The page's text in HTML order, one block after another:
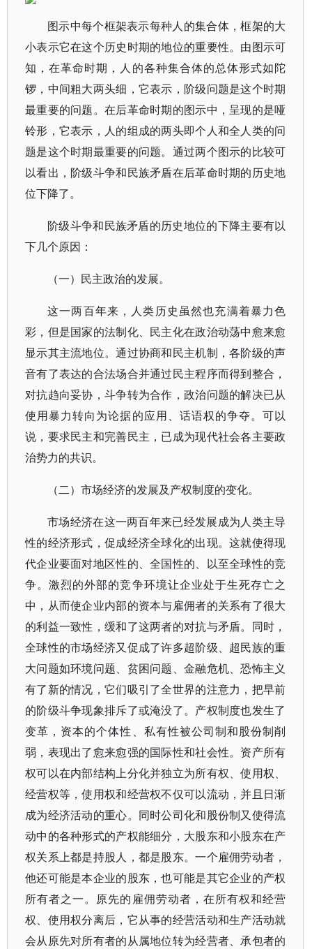
图示中每个框架表示每种人的集合体，框架的大
小表示它在这个历史时期的地位的重要性。由图示可
知，在革命时期，人的各种集合体的总体形式如陀
锣，中间粗大两头细，它表示，阶级问题是这个时期
最重要的问题。在后革命时期的图示中，呈现的是哑
铃形，它表示，人的组成的两头即个人和全人类的问
题是这个时期最重要的问题。通过两个图示的比较可
以看出，阶级斗争和民族矛盾在后革命时期的历史地
位下降了。
阶级斗争和民族矛盾的历史地位的下降主要有以
下几个原因：
（一）民主政治的发展。
这一两百年来，人类历史虽然也充满着暴力色
彩，但是国家的法制化、民主化在政治动荡中愈来愈
显示其主流地位。通过协商和民主机制，各阶级的声
音有了表达的合法场合并通过民主程序而得到整合，
对抗趋向妥协，斗争转为合作，政治问题的解决已从
使用暴力转向为论据的应用、话语权的争夺。可以
说，要求民主和完善民主，已成为现代社会各主要政
治势力的共识。
（二）市场经济的发展及产权制度的变化。
市场经济在这一两百年来已经发展成为人类主导
性的经济形式，促成经济全球化的出现。这就使得现
代企业要面对地区性的、全国性的、以至全球性的竞
争。激烈的外部的竞争环境让企业处于生死存亡之
中，从而使企业内部的资本与雇佣者的关系有了很大
的利益一致性，缓和了这两者的对抗与矛盾。同时，
全球性的市场经济又促成了许多超阶级、超民族的重
大问题如环境问题、贫困问题、金融危机、恐怖主义
有了新的情况，它们吸引了全世界的注意力，把早前
的阶级斗争现象排斥了或淹没了。产权制度也发生了
变革，资本的个体性、私有性被公司制和股份制削
弱，表现出了愈来愈强的国际性和社会性。资产所有
权可以在内部结构上分化并独立为所有权、使用权、
经营权等，使用权和经营权不仅可以流动，并且日渐
成为经济活动的重心。同时公司化和股份制又使得流
动中的各种形式的产权能细分，大股东和小股东在产
权关系上都是持股人，都是股东。一个雇佣劳动者，
他还可能是本企业的股东，也可能是其它企业的产权
所有者之一。原先的雇佣劳动者，在所有权和经营
权、使用权分离后，它从事的经营活动和生产活动就
会从原先对所有者的从属地位转为经营者、承包者的